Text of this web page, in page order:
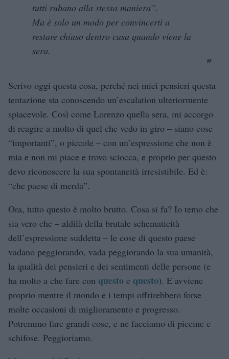
tutti rubano alla stessa maniera”.
Ma è solo un modo per convincerti a
restare chiuso dentro casa quando viene la
sera.
Scrivo oggi questa cosa, perché nei miei pensieri questa
tentazione sta conoscendo un’escalation ulteriormente
spiacevole. Così come Lorenzo quella sera, mi accorgo
di reagire a molto di quel che vedo in giro – siano cose
“importanti”, o piccole – con un’espressione che non è
mia e non mi piace e trovo sciocca, e proprio per questo
devo riconoscere la sua spontaneità irresistibile. Ed è:
“che paese di merda”.
Ora, tutto questo è molto brutto. Cosa si fa? Io temo che
sia vero che – aldilà della brutale schematicità
dell’espressione suddetta – le cose di questo paese
vadano peggiorando, vada peggiorando la sua umanità,
la qualità dei pensieri e dei sentimenti delle persone (e
ha molto a che fare con questo e questo). E avviene
proprio mentre il mondo e i tempi offrirebbero forse
molte occasioni di miglioramento e progresso.
Potremmo fare grandi cose, e ne facciamo di piccine e
schifose. Peggioriamo.